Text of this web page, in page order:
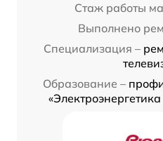
Стаж работы
Выполнено
Специализация –
Образование –